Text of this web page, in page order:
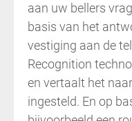
aan uw bellers
basis van het
vestiging aan de
Recognition
en vertaalt het
ingesteld. En op